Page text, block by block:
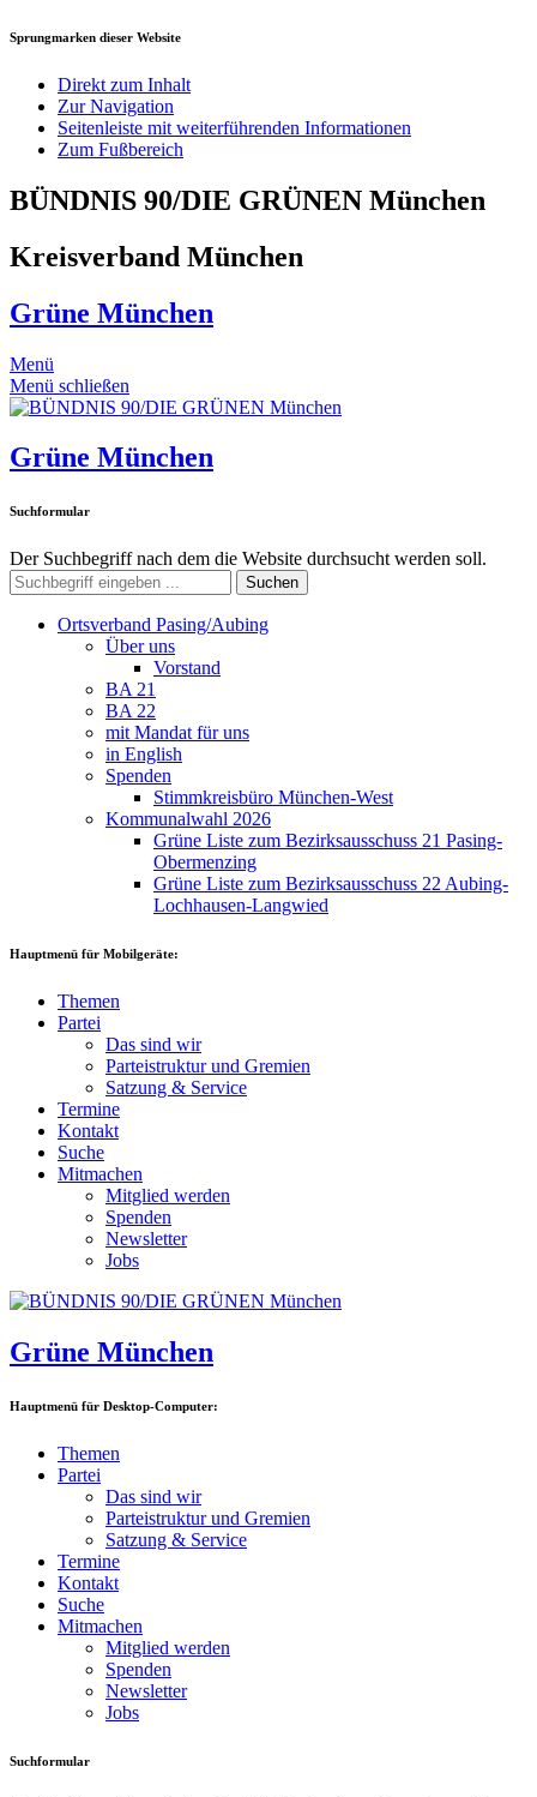
Sprungmarken dieser Website
Direkt zum Inhalt
Zur Navigation
Seitenleiste mit weiterführenden Informationen
Zum Fußbereich
BÜNDNIS 90/DIE GRÜNEN München
Kreisverband München
Grüne München
Menü
Menü schließen
Grüne München
Suchformular
Der Suchbegriff nach dem die Website durchsucht werden soll.
Suchen
Ortsverband Pasing/Aubing
Über uns
Vorstand
BA 21
BA 22
mit Mandat für uns
in English
Spenden
Stimmkreisbüro München-West
Kommunalwahl 2026
Grüne Liste zum Bezirksausschuss 21 Pasing-
Obermenzing
Grüne Liste zum Bezirksausschuss 22 Aubing-
Lochhausen-Langwied
Hauptmenü für Mobilgeräte:
Themen
Partei
Das sind wir
Parteistruktur und Gremien
Satzung & Service
Termine
Kontakt
Suche
Mitmachen
Mitglied werden
Spenden
Newsletter
Jobs
Grüne München
Hauptmenü für Desktop-Computer:
Themen
Partei
Das sind wir
Parteistruktur und Gremien
Satzung & Service
Termine
Kontakt
Suche
Mitmachen
Mitglied werden
Spenden
Newsletter
Jobs
Suchformular